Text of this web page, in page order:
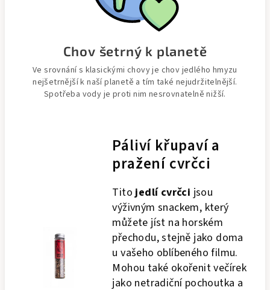
Chov šetrný k planetě
Ve srovnání s klasickými chovy je chov jedlého hmyzu
nejšetrnější k naší planetě a tím také nejudržitelnější.
Spotřeba vody je proti nim nesrovnatelně nižší.
Páliví křupaví a
pražení cvrčci
Titojedlí cvrčci jsou
výživným snackem, který
můžete jíst na horském
přechodu, stejně jako doma
u vašeho oblíbeného filmu.
Mohou také okořenit večírek
jako netradiční pochoutka a